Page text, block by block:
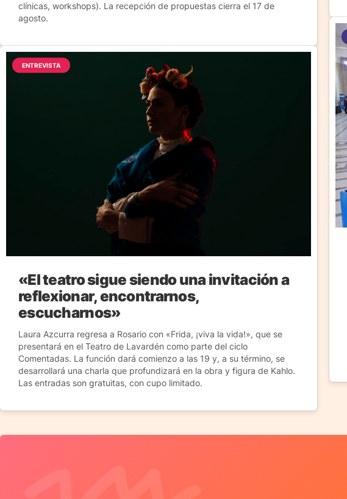
clínicas, workshops). La recepción de propuestas cierra el 17 de
agosto.
ENTREVISTA
«El teatro sigue siendo una invitación a
reflexionar, encontrarnos,
escucharnos»
Laura Azcurra regresa a Rosario con «Frida, ¡viva la vida!», que se
presentará en el Teatro de Lavardén como parte del ciclo
Comentadas. La función dará comienzo a las 19 y, a su término, se
desarrollará una charla que profundizará en la obra y figura de Kahlo.
Las entradas son gratuitas, con cupo limitado.